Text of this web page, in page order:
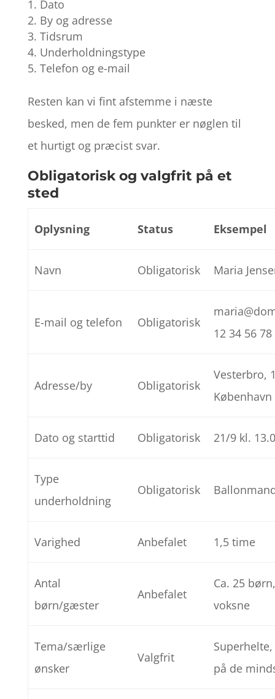
Dato
By og adresse
Tidsrum
Underholdningstype
Telefon og e-mail
Resten kan vi fint afstemme i næste
besked, men de fem punkter er nøglen til
et hurtigt og præcist svar.
Obligatorisk og valgfrit på et
sted
Oplysning Status Eksempel
Navn Obligatorisk Maria
E-mail og telefon Obligatorisk
12 34 56 78
Adresse/by Obligatorisk
Vesterbro,
København
Dato og starttid Obligatorisk 21/9 kl.
Type
underholdning
Obligatorisk
Varighed Anbefalet 1,5 time
Antal
børn/gæster
Anbefalet
Ca. 25
voksne
Tema/særlige
ønsker
Valgfrit
på de